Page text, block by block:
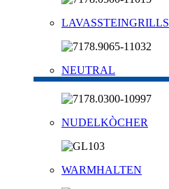
LAVASSTEINGRILLS
NEUTRAL
NUDELKÒCHER
WARMHALTEN